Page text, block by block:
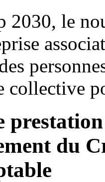
2030, le
collective
du